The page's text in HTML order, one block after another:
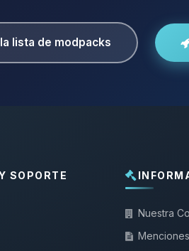
lista de modpacks
SOPORTE
Nuestra